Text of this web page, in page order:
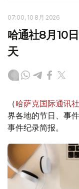
07:00, 10 8月 2026
哈通社8月10
天
（哈萨克国际通讯
界各地的节日、事
事件纪录简报。